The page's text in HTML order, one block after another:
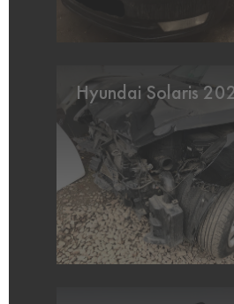
Hyundai Solaris